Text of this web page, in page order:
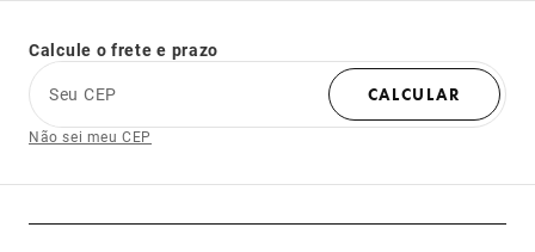
Calcule o frete e prazo
Seu CEP
CALCULAR
Não sei meu CEP